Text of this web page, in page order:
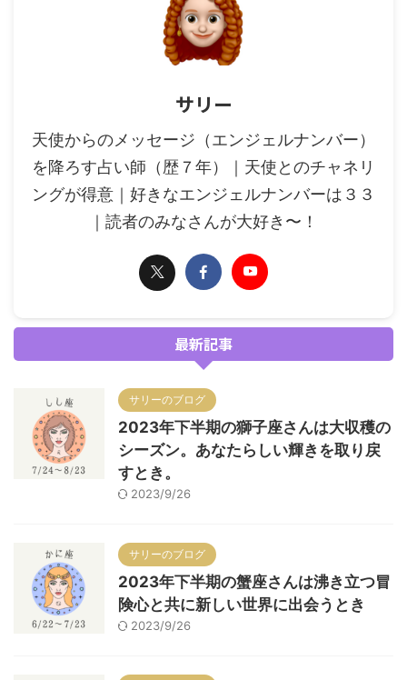
サリー
天使からのメッセージ（エンジェルナンバー）
を降ろす占い師（歴７年）｜天使とのチャネリ
ングが得意｜好きなエンジェルナンバーは３３
｜読者のみなさんが大好き〜！
最新記事
サリーのブログ
2023年下半期の獅子座さんは大収穫の
シーズン。あなたらしい輝きを取り戻
すとき。
2023/9/26
サリーのブログ
2023年下半期の蟹座さんは沸き立つ冒
険心と共に新しい世界に出会うとき
2023/9/26